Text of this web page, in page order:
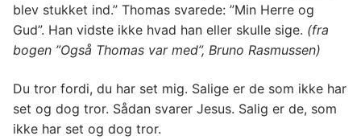
blev stukket ind.” Thomas svarede: ”Min Herre og
Gud”. Han vidste ikke hvad han eller skulle sige. (fra
bogen ”Også Thomas var med”, Bruno Rasmussen)
Du tror fordi, du har set mig. Salige er de som ikke har
set og dog tror. Sådan svarer Jesus. Salig er de, som
ikke har set og dog tror.